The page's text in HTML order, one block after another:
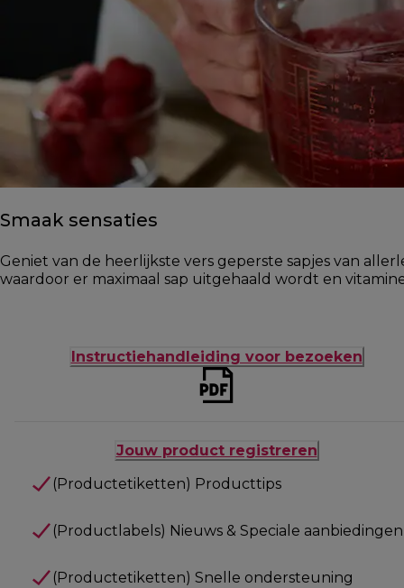
Smaak sensaties
Geniet van de heerlijkste vers geperste sapjes van
waardoor er maximaal sap uitgehaald wordt en
Instructiehandleiding voor bezoeken
Jouw product registreren
(Productetiketten) Producttips
(Productlabels) Nieuws & Speciale aanbiedingen
(Productetiketten) Snelle ondersteuning